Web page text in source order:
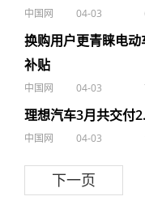
中国网 04-03
换购用户更青睐电
补贴
中国网 04-03
理想汽车3月共交付
中国网 04-03
下一页